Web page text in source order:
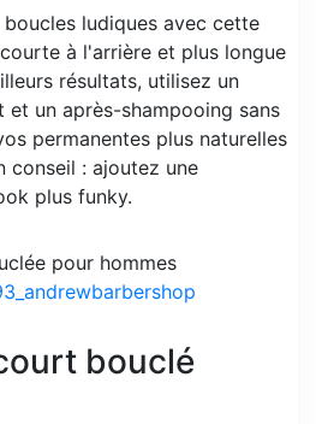
ludiques avec cette
à l'arrière et plus longue
résultats, utilisez un
et un après-shampooing sans
permanentes plus naturelles
conseil : ajoutez une
plus funky.
bouclé